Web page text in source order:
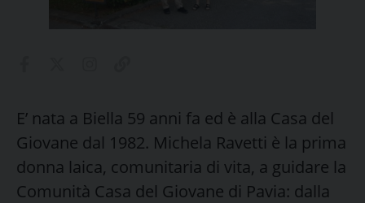
E’ nata a Biella 59 anni fa ed è alla Casa del
Giovane dal 1982. Michela Ravetti è la prima
donna laica, comunitaria di vita, a guidare la
Comunità Casa del Giovane di Pavia: dalla